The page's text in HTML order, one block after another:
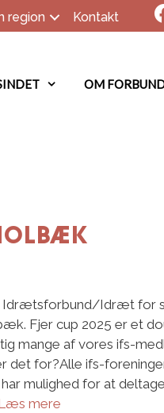
region Kontakt
OM
Idrætsforbund/Idræt for
Fjer cup 2025 er et
mange af vores ifs-
det for?Alle ifs-
mulighed for at
mere